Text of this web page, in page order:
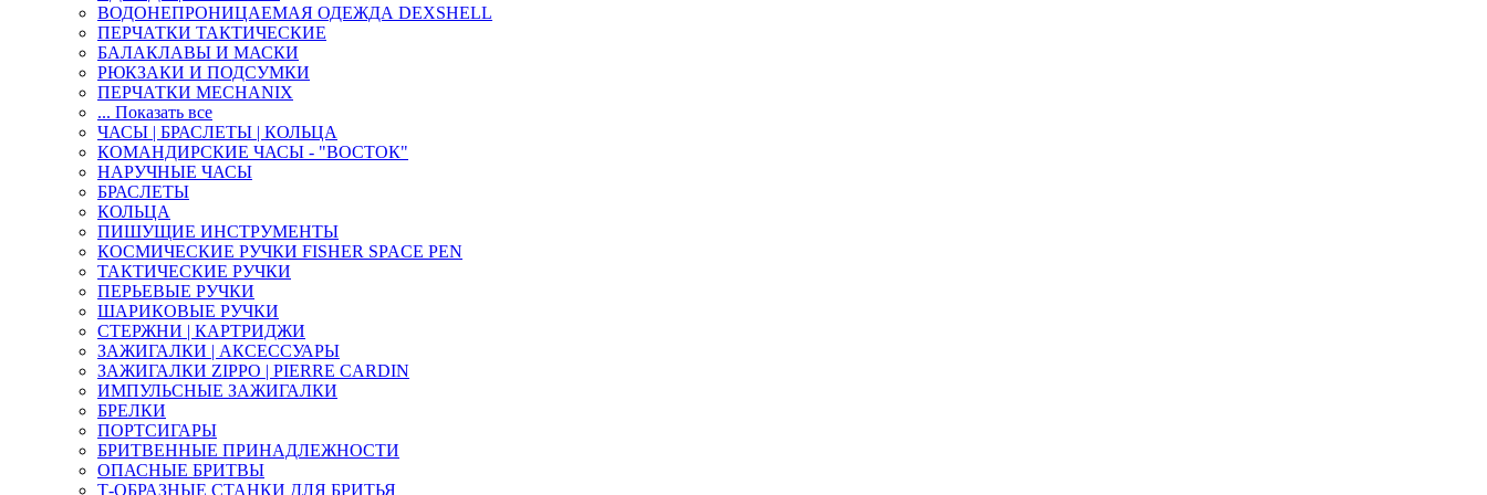
ВОДОНЕПРОНИЦАЕМАЯ ОДЕЖДА DEXSHELL
ПЕРЧАТКИ ТАКТИЧЕСКИЕ
БАЛАКЛАВЫ И МАСКИ
РЮКЗАКИ И ПОДСУМКИ
ПЕРЧАТКИ MECHANIX
... Показать все
ЧАСЫ | БРАСЛЕТЫ | КОЛЬЦА
КОМАНДИРСКИЕ ЧАСЫ - "ВОСТОК"
НАРУЧНЫЕ ЧАСЫ
БРАСЛЕТЫ
КОЛЬЦА
ПИШУЩИЕ ИНСТРУМЕНТЫ
КОСМИЧЕСКИЕ РУЧКИ FISHER SPACE PEN
ТАКТИЧЕСКИЕ РУЧКИ
ПЕРЬЕВЫЕ РУЧКИ
ШАРИКОВЫЕ РУЧКИ
СТЕРЖНИ | КАРТРИДЖИ
ЗАЖИГАЛКИ | АКСЕССУАРЫ
ЗАЖИГАЛКИ ZIPPO | PIERRE CARDIN
ИМПУЛЬСНЫЕ ЗАЖИГАЛКИ
БРЕЛКИ
ПОРТСИГАРЫ
БРИТВЕННЫЕ ПРИНАДЛЕЖНОСТИ
ОПАСНЫЕ БРИТВЫ
Т-ОБРАЗНЫЕ СТАНКИ ДЛЯ БРИТЬЯ